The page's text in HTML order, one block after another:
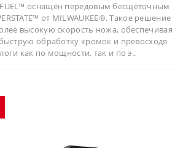
оснащён передовым бесщёточным
от MILWAUKEE®. Такое решение
высокую скорость ножа, обеспечивая
обработку кромок и превосходя
как по мощности, так и по э..